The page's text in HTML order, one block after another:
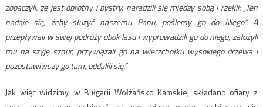
zobaczyli, że jest obrotny i bystry, naradzili się między sobą i rzekli: „Ten
nadaje się, żeby służyć naszemu Panu, poślemy go do Niego”. A
przepływali w swej podróży obok lasu i wyprowadzili go do niego, założyli
mu na szyję sznur, przywiązali go na wierzchołku wysokiego drzewa i
pozostawiwszy go tam, oddalili się.”
Jak więc widzimy, w Bułgarii Wołżańsko Kamskiej składano ofiary z